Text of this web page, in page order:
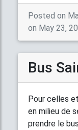
Posted on
on May 23,
Bus
Pour celles
en milieu de
prendre le